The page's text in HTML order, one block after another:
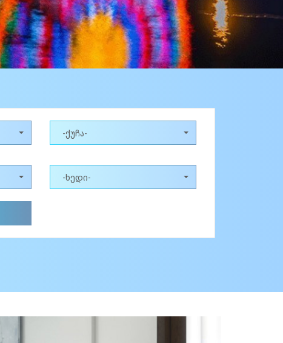
-ქუჩა-
-ხედი-